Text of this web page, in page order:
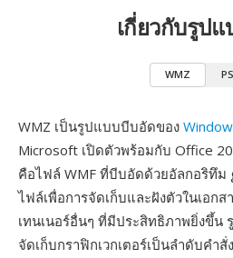
เกี่ยวกับรูป
WMZ
WMZ เป็นรูปแบบบีบอัดของ
Microsoft เปิดตัวพร้อมกับ Office
คือไฟล์ WMF ที่บีบอัดด้วยอัลกอริทึม
ไฟล์เพื่อการจัดเก็บและฝังตัวในเอก
เทนเนอร์อื่นๆ ที่มีประสิทธิภาพยิ่งขึ้น
จัดเก็บกราฟิกเวกเตอร์เป็นลำดับคำ